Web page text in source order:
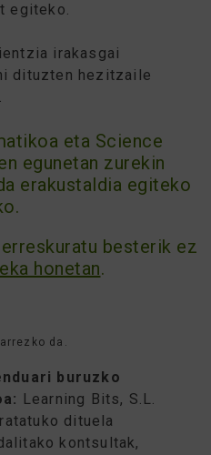
egiteko.
irakasgai
dituzten hezitzaile
eta Science
egunetan zurekin
erakustaldia egiteko
besterik ez
honetan.
da.
buruzko
Learning Bits, S.L.
dituela
kontsultak,